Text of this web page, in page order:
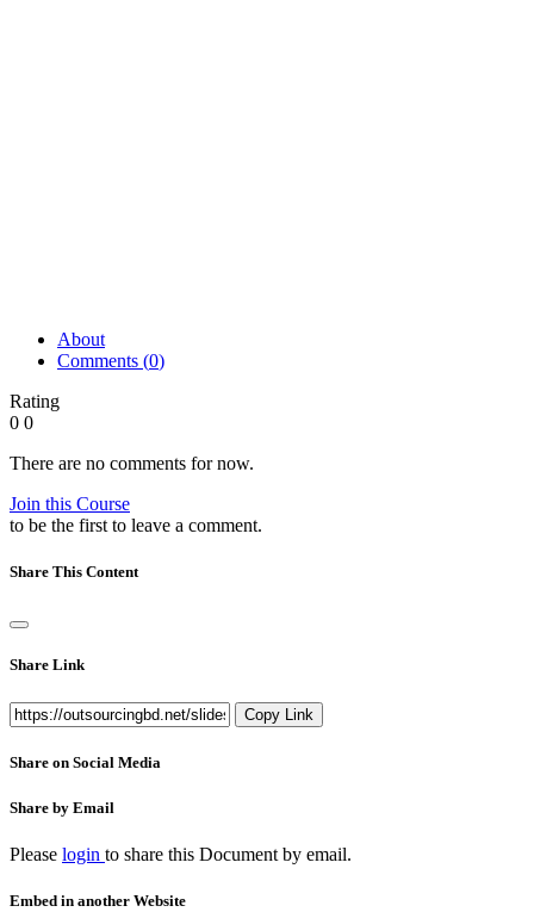
About
Comments (0)
Rating
0 0
There are no comments for now.
Join this Course
to be the first to leave a comment.
Share This Content
Share Link
Copy Link
Share on Social Media
Share by Email
Please login to share this Document by email.
Embed in another Website